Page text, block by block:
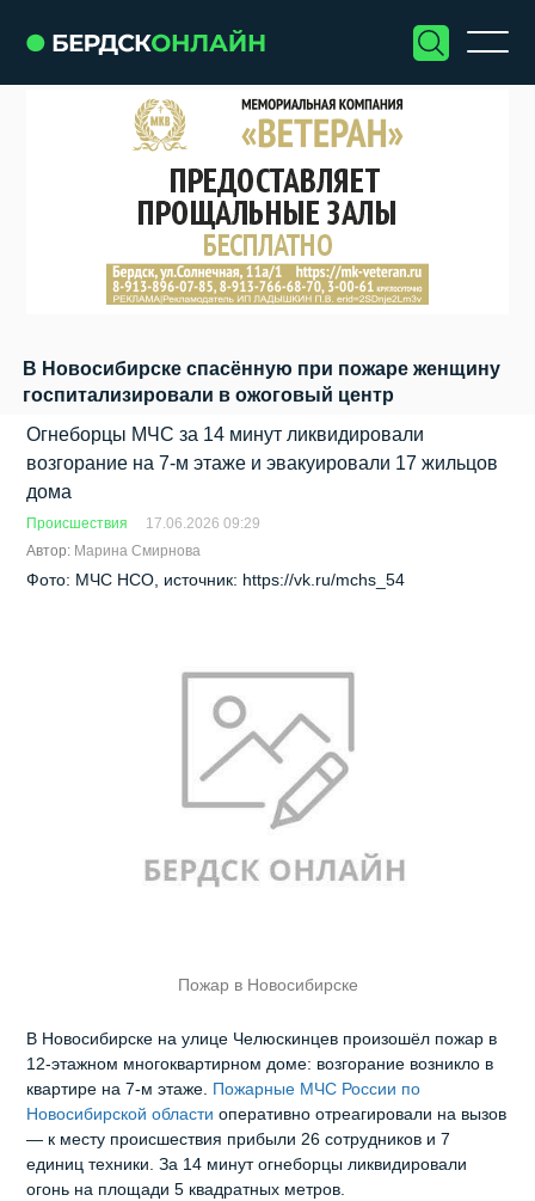
В Новосибирске спасённую при пожаре женщину
госпитализировали в ожоговый центр
Огнеборцы МЧС за 14 минут ликвидировали
возгорание на 7‑м этаже и эвакуировали 17 жильцов
дома
Происшествия
17.06.2026 09:29
Автор: Марина Смирнова
Фото: МЧС НСО, источник: https://vk.ru/mchs_54
Пожар в Новосибирске
В Новосибирске на улице Челюскинцев произошёл пожар в
12‑этажном многоквартирном доме: возгорание возникло в
квартире на 7‑м этаже. Пожарные МЧС России по
Новосибирской области оперативно отреагировали на вызов
— к месту происшествия прибыли 26 сотрудников и 7
единиц техники. За 14 минут огнеборцы ликвидировали
огонь на площади 5 квадратных метров.